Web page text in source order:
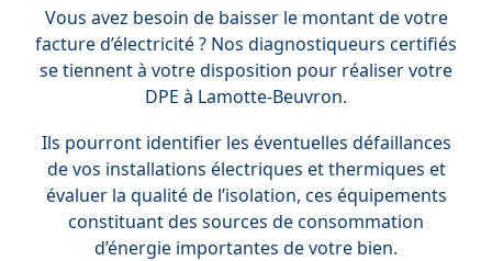
Vous avez besoin de baisser le montant de votre
facture d’électricité ? Nos diagnostiqueurs certifiés
se tiennent à votre disposition pour réaliser votre
DPE à Lamotte-Beuvron.
Ils pourront identifier les éventuelles défaillances
de vos installations électriques et thermiques et
évaluer la qualité de l’isolation, ces équipements
constituant des sources de consommation
d’énergie importantes de votre bien.